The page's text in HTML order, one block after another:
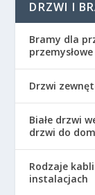
DRZWI I
Bramy dla
Drzwi
Białe drzwi
drzwi do
Rodzaje
instalacjach